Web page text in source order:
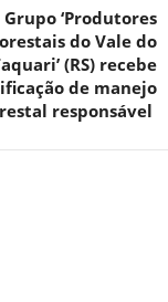
Grupo ‘Produtores
do Vale do
(RS) recebe
de manejo
responsável